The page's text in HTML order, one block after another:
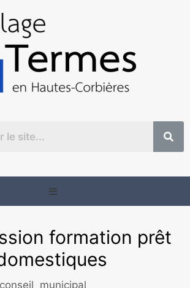
formation prêt
conseil_municipal